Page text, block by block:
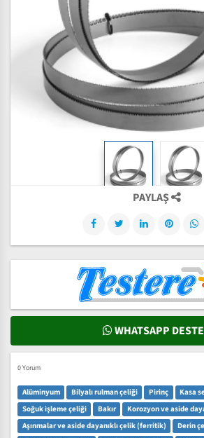
PAYLAŞ
WHATSAPP
0 Yorum
Alüminyum Bilyalı rulman çeliği Pirinç
Kasa
Soğuk işleme çeliği
Bakır
Korozyon ve aside
Aşınmalar ve aside dayanıklı çelik (ferritik)
Derin